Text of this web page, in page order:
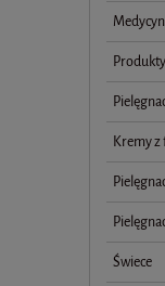
Kremy z
Świece